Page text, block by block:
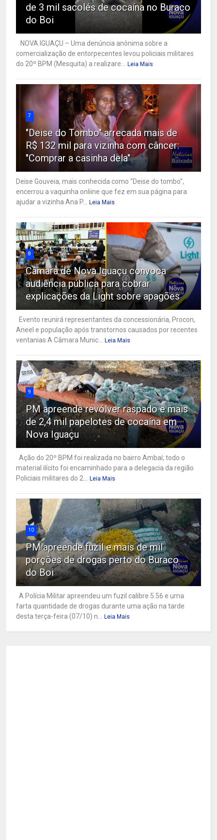
de 3 mil sacolés de cocaína no Buraco
do Boi
NOVA IGUAÇU – Uma denúncia anônima sobre a
comercialização de entorpecentes levou policiais militares
do 20º BPM (Mesquita) a realizare...
Leia Mais
7
"Deise do Tombo" arrecada mais de
R$ 132 mil para vizinha com câncer:
"Comprar a casinha dela"
Deise Gouveia, mais conhecida como "Deise do tombo",
encerrou a vaquinha onliine que fez em sua página para
ajudar a vizinha Ana P...
Leia Mais
8
Câmara de Nova Iguaçu convoca
audiência pública para cobrar
explicações da Light sobre apagões
Evento reunirá representantes da concessionária, Procon,
Aneel e população após transtornos causados por recentes
ventanias A Câmara Munic...
Leia Mais
9
PM apreende revólver raspado e mais
de 2,4 mil papelotes de cocaína em
Nova Iguaçu
Ação do 20º BPM foi realizada no bairro Ambaí; todo o
material ilícito foi encaminhado para a delegacia da região
Policiais militares do 2...
Leia Mais
10
PM apreende fuzil e mais de mil
porções de drogas perto do Buraco
do Boi
A Polícia Militar apreendeu um fuzil calibre 5.56 e uma
farta quantidade de drogas durante uma ação na tarde
desta terça-feira (07/10) n...
Leia Mais